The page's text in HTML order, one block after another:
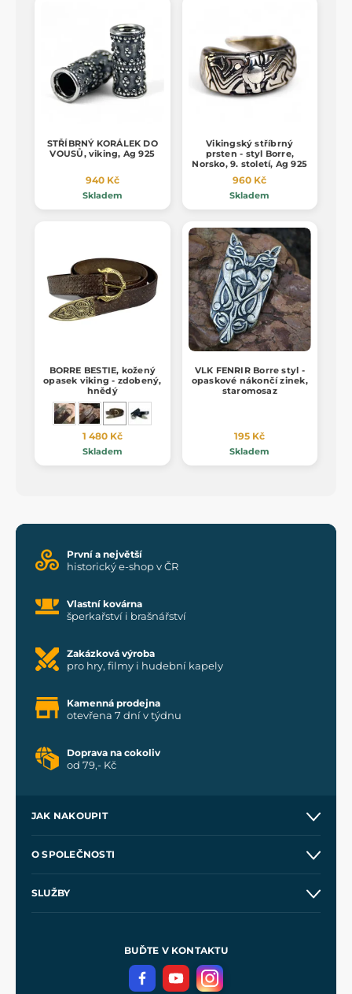
STŘÍBRNÝ KORÁLEK DO
VOUSŮ, viking, Ag 925
940 Kč
Skladem
Vikingský stříbrný
prsten - styl Borre,
Norsko, 9. století, Ag 925
960 Kč
Skladem
BORRE BESTIE, kožený
opasek viking - zdobený,
hnědý
1 480 Kč
Skladem
VLK FENRIR Borre styl -
opaskové nákončí zinek,
staromosaz
195 Kč
Skladem
První a největší
historický e-shop v ČR
Vlastní kovárna
šperkařství i brašnářství
Zakázková výroba
pro hry, filmy i hudební kapely
Kamenná prodejna
otevřena 7 dní v týdnu
Doprava na cokoliv
od 79,- Kč
JAK NAKOUPIT
Velkoobchod
O SPOLEČNOSTI
SLUŽBY
Meče pro Kingdom Come
BUĎTE V KONTAKTU